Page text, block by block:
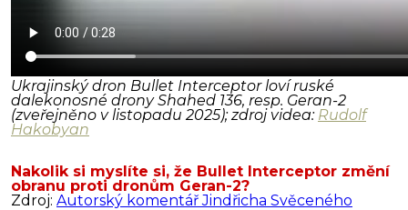
Ukrajinský dron Bullet Interceptor loví ruské
dalekonosné drony Shahed 136, resp. Geran-2
(zveřejněno v listopadu 2025); zdroj videa: Rudolf
Hakobyan
Nakolik si myslíte si, že Bullet Interceptor změní
obranu proti dronům Geran-2?
Zdroj: Autorský komentář Jindřicha Svěceného